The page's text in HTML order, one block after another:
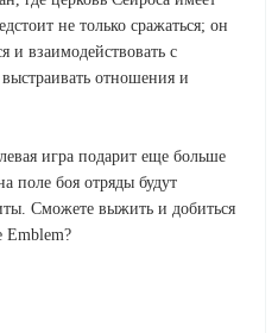
не только сражаться; он
и взаимодействовать с
отношения и
игра подарит еще больше
поле боя отряды будут
Сможете выжить и добиться
Emblem?